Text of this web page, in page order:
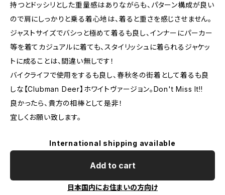
持つとドッシリとした重量感はありながらも、パターン構成が良い
ので肩にしっかりと乗る着心地は、着ると重さを感じさせません。
ジャストサイズでバシっと極めて着るも良し、インナーにパーカー
等を着てカジュアルに着ても、スタイリッシュに着られるジャケッ
トに成ることは、間違い無しです！
バイクライフで使用をするも良し、春秋冬の街着として着るも良
しな【Clubman Deer】ホワイトヴァージョン。Don't Miss It!!
良かったら、貴方の相棒として是非！
宜しくお願い致します。
International shipping available
Add to cart
日本国内にお住まいの方向け